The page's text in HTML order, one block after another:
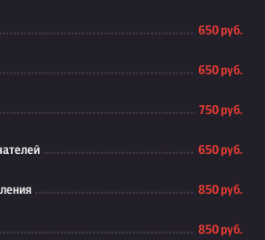
650 руб.
650 руб.
750 руб.
650 руб.
850 руб.
850 руб.